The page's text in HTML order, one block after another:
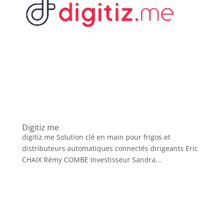
Digitiz me
digitiz me Solution clé en main pour frigos et
distributeurs automatiques connectés dirigeants Eric
CHAIX Rémy COMBE Investisseur Sandra...